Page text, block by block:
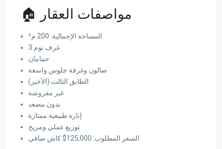
🏠 مواصفات العقار
المساحة الإجمالية: 200 م²
3 غرف نوم
حمامان
صالون وغرفة جلوس واسعة
الطابق الثالث (الأخير)
غير مفروشة
بدون مصعد
إنارة طبيعية ممتازة
توزيع عملي ومريح
السعر المطلوب: 125,000$ كاش صافي